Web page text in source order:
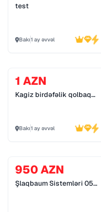
test
Bakı1 ay əvvəl
1 AZN
Kagiz birdəfəlik qolbaq
Bakı1 ay əvvəl
950 AZN
Şlaqbaum Sistemləri 055